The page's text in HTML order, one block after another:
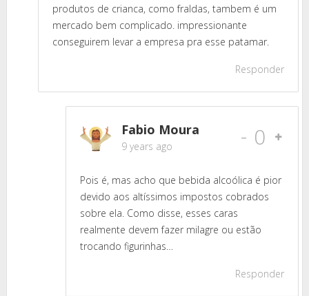
produtos de crianca, como fraldas, tambem é um
mercado bem complicado. impressionante
conseguirem levar a empresa pra esse patamar.
Responder
Fabio Moura
9 years ago - 0
Pois é, mas acho que bebida alcoólica é pior
devido aos altíssimos impostos cobrados
sobre ela. Como disse, esses caras
realmente devem fazer milagre ou estão
trocando figurinhas…
Responder